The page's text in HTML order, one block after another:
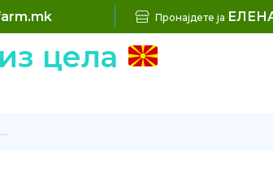
Пронајдете ја